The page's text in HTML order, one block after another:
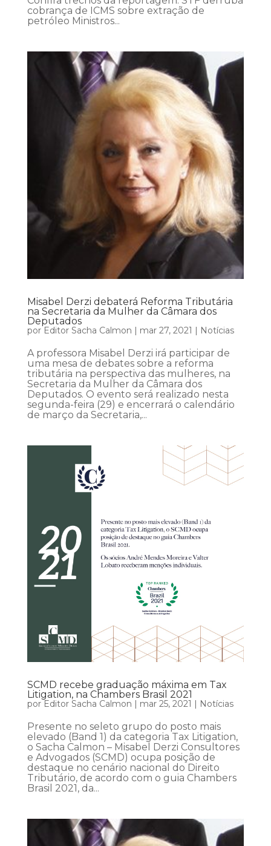
cobrança de ICMS sobre extração de
petróleo Ministros...
Misabel Derzi debaterá Reforma Tributária
na Secretaria da Mulher da Câmara dos
Deputados
por Editor Sacha Calmon | mar 27, 2021 | Notícias
A professora Misabel Derzi irá participar de
uma mesa de debates sobre a reforma
tributária na perspectiva das mulheres, na
Secretaria da Mulher da Câmara dos
Deputados. O evento será realizado nesta
segunda-feira (29) e encerrará o calendário
de março da Secretaria,...
SCMD recebe graduação máxima em Tax
Litigation, na Chambers Brasil 2021
por Editor Sacha Calmon mar 25, 2021 Notícias
Presente no seleto grupo do posto mais
elevado (Band 1) da categoria Tax Litigation,
o Sacha Calmon – Misabel Derzi Consultores
e Advogados (SCMD) ocupa posição de
destaque no cenário nacional do Direito
Tributário, de acordo com o guia Chambers
Brasil 2021, da...